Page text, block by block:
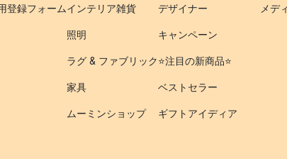
登録フォームインテリア雑貨
照明
ラグ & ファブリック
家具
ムーミンショップ
デザイナー
キャンペーン
⭐️注目の新商品⭐️
ベストセラー
ギフトアイディア
メデ